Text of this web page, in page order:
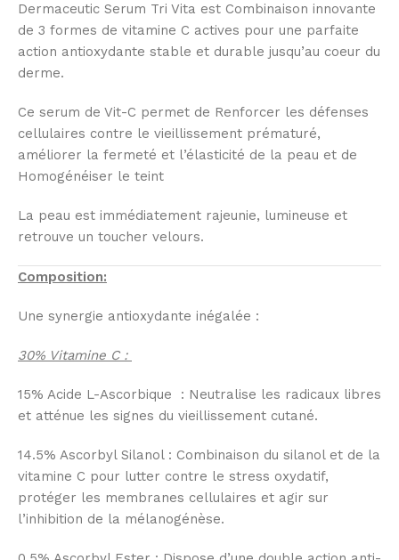
Dermaceutic Serum Tri Vita est Combinaison innovante
de 3 formes de vitamine C actives pour une parfaite
action antioxydante stable et durable jusqu’au coeur du
derme.
Ce serum de Vit-C permet de Renforcer les défenses
cellulaires contre le vieillissement prématuré,
améliorer la fermeté et l’élasticité de la peau et de
Homogénéiser le teint
La peau est immédiatement rajeunie, lumineuse et
retrouve un toucher velours.
Composition:
Une synergie antioxydante inégalée :
30% Vitamine C :
15% Acide L-Ascorbique : Neutralise les radicaux libres
et atténue les signes du vieillissement cutané.
14.5% Ascorbyl Silanol : Combinaison du silanol et de la
vitamine C pour lutter contre le stress oxydatif,
protéger les membranes cellulaires et agir sur
l’inhibition de la mélanogénèse.